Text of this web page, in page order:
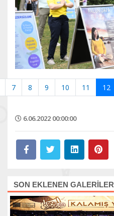
7 8 9 10 11 12
6.06.2022 00:00:00
SON EKLENEN GALERİLER